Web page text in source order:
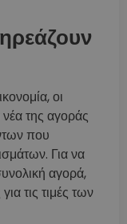
οι
νέα της αγοράς
που
Για να
αγορά,
τις τιμές των